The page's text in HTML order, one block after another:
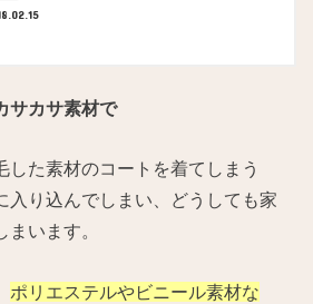
サカサ素材で
した素材のコートを着てしまう
入り込んでしまい、どうしても家
います。
ポリエステルやビニール素材な